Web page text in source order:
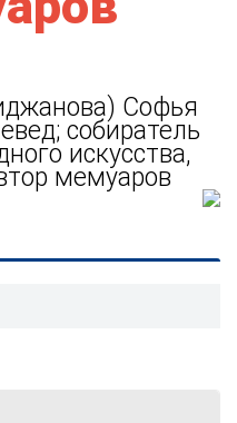
Софья
собиратель
искусства,
мемуаров